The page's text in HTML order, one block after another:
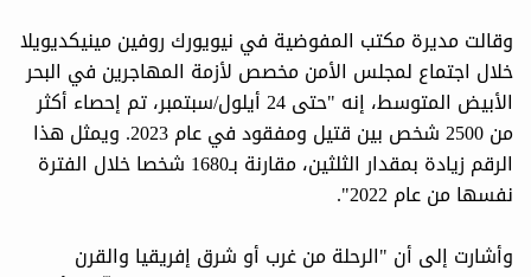
وقالت مديرة مكتب المفوضية في نيويورك روفين مينيكديويلا
خلال اجتماع لمجلس الأمن مخصص لأزمة المهاجرين في البحر
الأبيض المتوسط، إنه "حتى 24 أيلول/سبتمبر، تم إحصاء أكثر
من 2500 شخص بين قتيل ومفقود في عام 2023. ويمثل هذا
الرقم زيادة بمقدار الثلثين، مقارنة بـ1680 شخصا خلال الفترة
نفسها من عام 2022".
وأشارت إلى أن "الرحلة من غرب أو شرق إفريقيا والقرن